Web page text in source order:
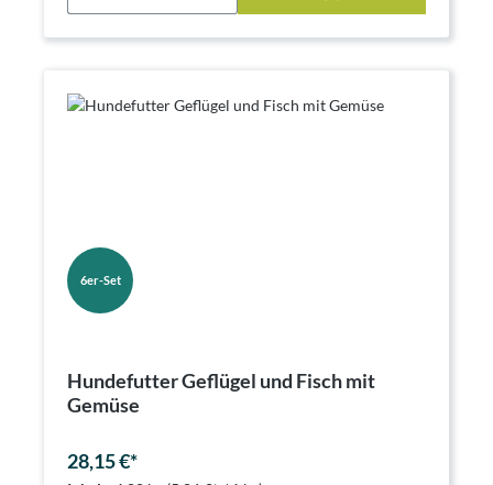
6er-Set
Hundefutter Geflügel und Fisch mit
Gemüse
28,15 €*